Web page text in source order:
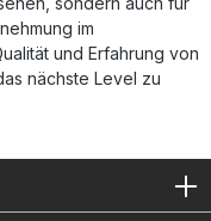
im
und Erfahrung von
nächste Level zu